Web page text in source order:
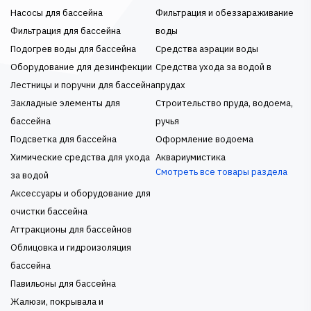
Насосы для бассейна
Фильтрация для бассейна
Подогрев воды для бассейна
Оборудование для дезинфекции
Лестницы и поручни для бассейна
Закладные элементы для
бассейна
Подсветка для бассейна
Химические средства для ухода
за водой
Аксессуары и оборудование для
очистки бассейна
Аттракционы для бассейнов
Облицовка и гидроизоляция
бассейна
Павильоны для бассейна
Жалюзи, покрывала и
Фильтрация и обеззараживание
воды
Средства аэрации воды
Средства ухода за водой в
прудах
Строительство пруда, водоема,
ручья
Оформление водоема
Аквариумистика
Смотреть все товары раздела